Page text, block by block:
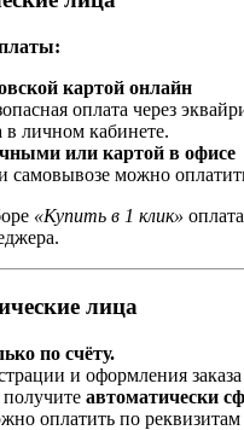
картой онлайн
оплата через
в личном кабинете.
или картой в офисе
можно
«Купить в 1 клик»
лица
по счёту.
и оформления
автоматически
оплатить по